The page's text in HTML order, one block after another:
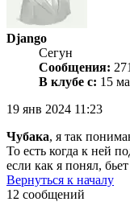
Django
Сегун
Сообщения:
В клубе с: 15
19 янв 2024 11:23
Чубака, я так
То есть когда к ней
если как я понял,
Вернуться к началу
12 сообщений